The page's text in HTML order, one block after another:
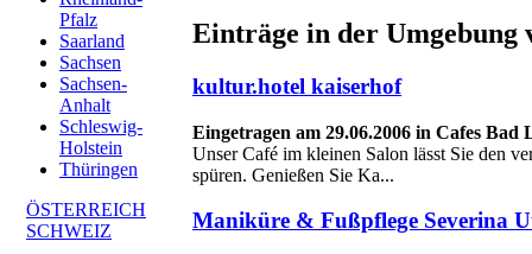
Pfalz
Saarland
Sachsen
Sachsen-
Anhalt
Schleswig-
Holstein
Thüringen
ÖSTERREICH
SCHWEIZ
Einträge in der Umgebung
kultur.hotel kaiserhof
Eingetragen am 29.06.2006 in Cafes Bad
Unser Café im kleinen Salon lässt Sie den
spüren. Genießen Sie Ka...
Maniküre & Fußpflege Severina